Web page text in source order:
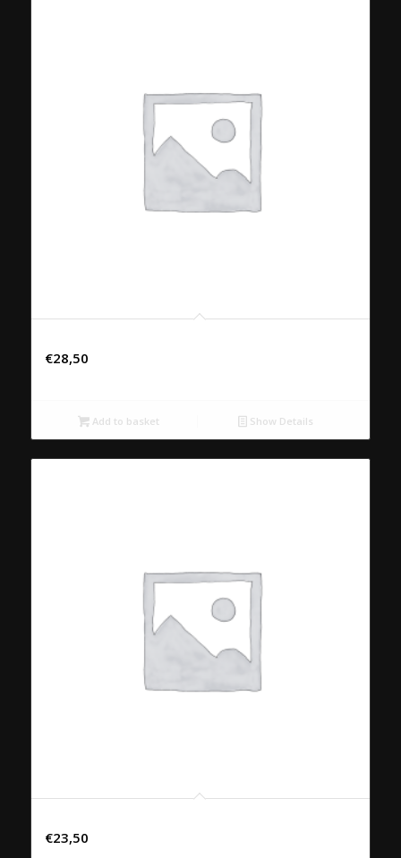
€28,50
Add to basket Show Details
€23,50